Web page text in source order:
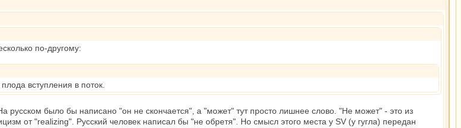
по-другому:
плода вступления в поток.
русском было бы написано "он не скончается", а "может" тут просто лишнее слово. "Не может" - это из
от "realizing". Русский человек написал бы "не обретя". Но смысл этого места у SV (у гугла) передан